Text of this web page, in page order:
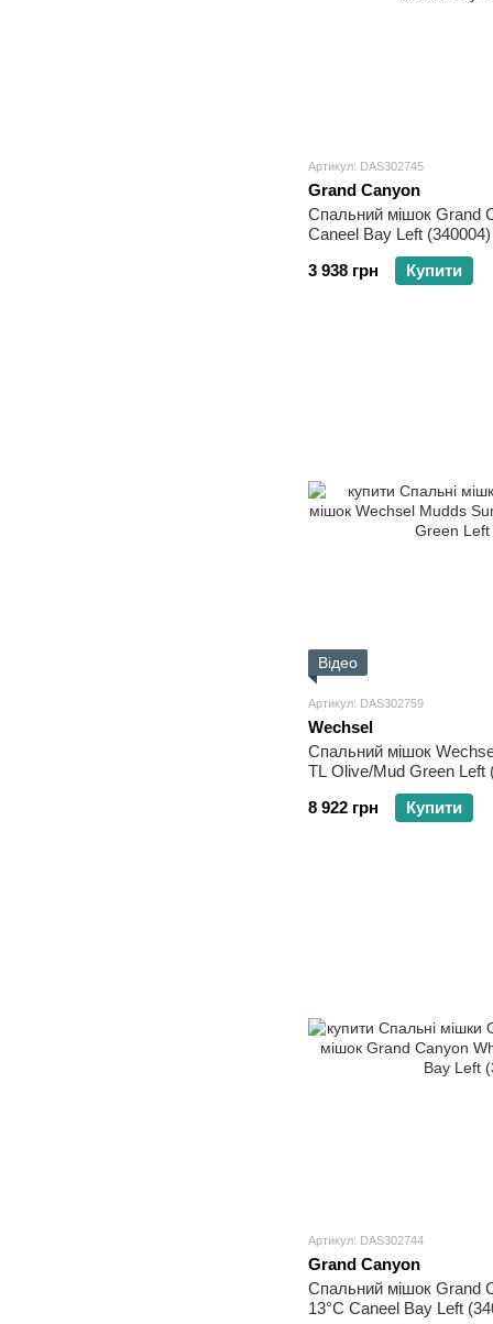
Артикул: DAS302745
Grand Canyon
Спальний мішок Grand
Caneel Bay Left (340004)
3 938 грн
Купити
Відео
Артикул: DAS302759
Wechsel
Спальний мішок
TL Olive/Mud Green Left
8 922 грн
Купити
Артикул: DAS302744
Grand Canyon
Спальний мішок Grand
13°C Caneel Bay Left